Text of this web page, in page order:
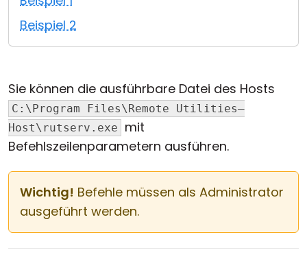
Beispiel 2
Sie können die ausführbare Datei des Hosts
C:\Program Files\Remote Utilities—
Host\rutserv.exe
mit
Befehlszeilenparametern ausführen.
Wichtig! Befehle müssen als Administrator
ausgeführt werden.
Cloud & On-Premise